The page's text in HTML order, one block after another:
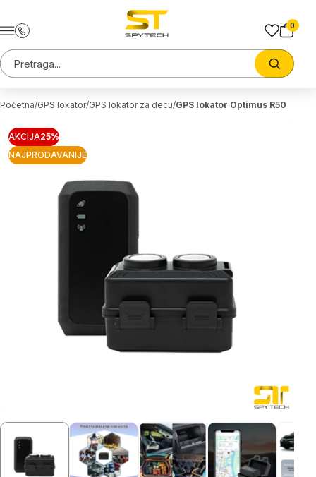
0
Pretraga sajta
Trazi
Početna GPS lokator GPS lokator za decu GPS lokator Optimus R50
AKCIJA25%
NAJPRODAVANIJE